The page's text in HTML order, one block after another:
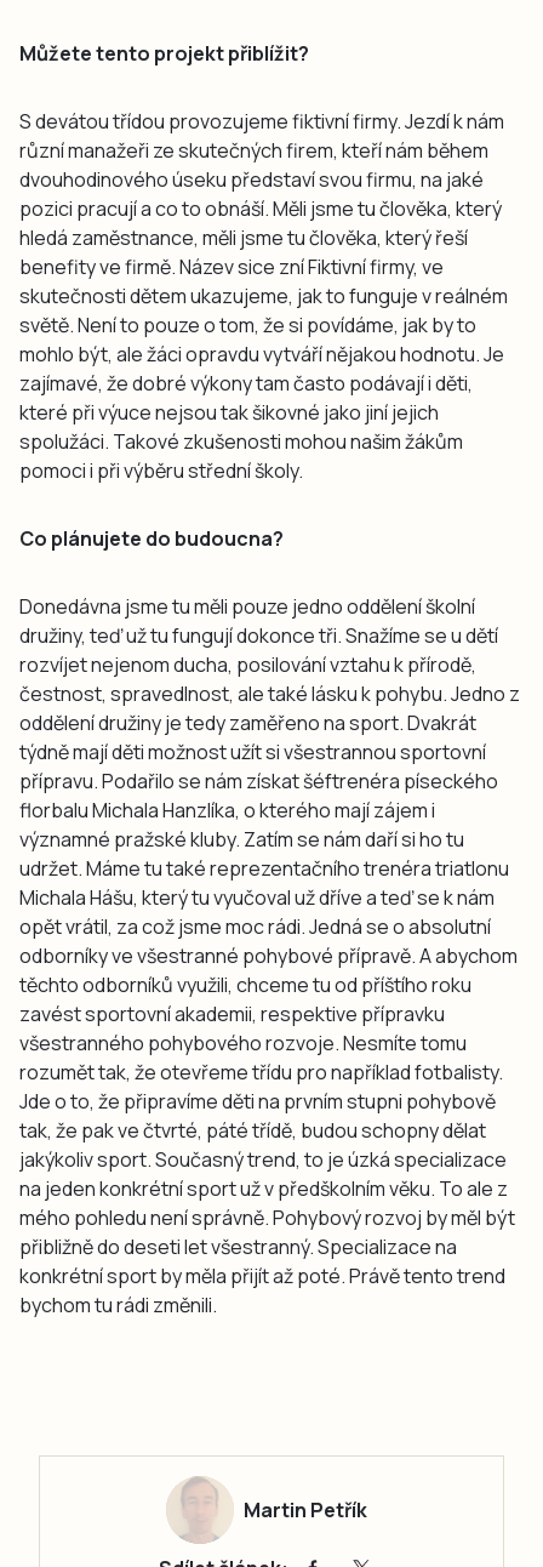
Můžete tento projekt přiblížit?
S devátou třídou provozujeme fiktivní firmy. Jezdí k nám
různí manažeři ze skutečných firem, kteří nám během
dvouhodinového úseku představí svou firmu, na jaké
pozici pracují a co to obnáší. Měli jsme tu člověka, který
hledá zaměstnance, měli jsme tu člověka, který řeší
benefity ve firmě. Název sice zní Fiktivní firmy, ve
skutečnosti dětem ukazujeme, jak to funguje v reálném
světě. Není to pouze o tom, že si povídáme, jak by to
mohlo být, ale žáci opravdu vytváří nějakou hodnotu. Je
zajímavé, že dobré výkony tam často podávají i děti,
které při výuce nejsou tak šikovné jako jiní jejich
spolužáci. Takové zkušenosti mohou našim žákům
pomoci i při výběru střední školy.
Co plánujete do budoucna?
Donedávna jsme tu měli pouze jedno oddělení školní
družiny, teď už tu fungují dokonce tři. Snažíme se u dětí
rozvíjet nejenom ducha, posilování vztahu k přírodě,
čestnost, spravedlnost, ale také lásku k pohybu. Jedno z
oddělení družiny je tedy zaměřeno na sport. Dvakrát
týdně mají děti možnost užít si všestrannou sportovní
přípravu. Podařilo se nám získat šéftrenéra píseckého
florbalu Michala Hanzlíka, o kterého mají zájem i
významné pražské kluby. Zatím se nám daří si ho tu
udržet. Máme tu také reprezentačního trenéra triatlonu
Michala Hášu, který tu vyučoval už dříve a teď se k nám
opět vrátil, za což jsme moc rádi. Jedná se o absolutní
odborníky ve všestranné pohybové přípravě. A abychom
těchto odborníků využili, chceme tu od příštího roku
zavést sportovní akademii, respektive přípravku
všestranného pohybového rozvoje. Nesmíte tomu
rozumět tak, že otevřeme třídu pro například fotbalisty.
Jde o to, že připravíme děti na prvním stupni pohybově
tak, že pak ve čtvrté, páté třídě, budou schopny dělat
jakýkoliv sport. Současný trend, to je úzká specializace
na jeden konkrétní sport už v předškolním věku. To ale z
mého pohledu není správně. Pohybový rozvoj by měl být
přibližně do deseti let všestranný. Specializace na
konkrétní sport by měla přijít až poté. Právě tento trend
bychom tu rádi změnili.
Martin Petřík